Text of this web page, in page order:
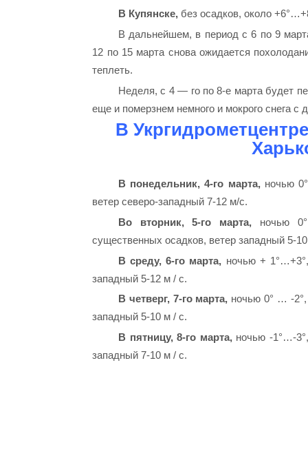
В Купянске,без осадков, около
В дальнейшем, в период с 6 по 9
12 по 15 марта снова ожидается
теплеть.
Неделя, с 4 — го по 8-е марта будет
еще и померзнем немного и мокрого снега с
В
В понедельник, 4-го марта,ночью
ветер северо-западный 7-12 м/с.
Во вторник, 5-го марта, ночью
существенных осадков, ветер западный 5-
В среду, 6-го марта, ночью +
западный 5-12 м / с.
В четверг, 7-го марта, ночью 0° … -2°,
западный 5-10 м / с.
В пятницу, 8-го марта,ночью -1°…-
западный 7-10 м / с.